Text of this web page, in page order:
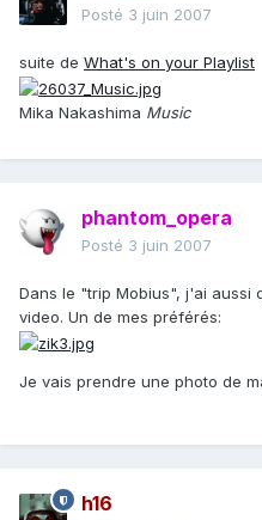
Posté 3 juin 2007
suite de What's on your Playlist
Mika Nakashima Music
phantom_opera
Posté 3 juin 2007
Dans le "trip Mobius", j'ai aussi
video. Un de mes préférés:
Je vais prendre une photo de
h16